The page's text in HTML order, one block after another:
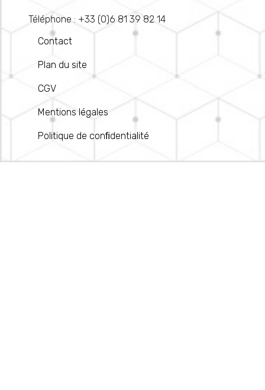
Téléphone : +33 (0)6 81 39 82 14
Contact
Plan du site
CGV
Mentions légales
Politique de conﬁdentialité